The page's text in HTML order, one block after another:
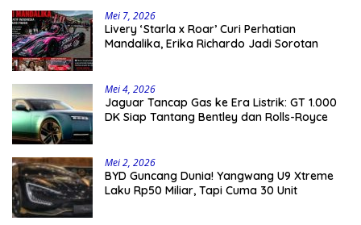
Mei 7, 2026
Livery ‘Starla x Roar’ Curi Perhatian
Mandalika, Erika Richardo Jadi Sorotan
Mei 4, 2026
Jaguar Tancap Gas ke Era Listrik: GT 1.000
DK Siap Tantang Bentley dan Rolls-Royce
Mei 2, 2026
BYD Guncang Dunia! Yangwang U9 Xtreme
Laku Rp50 Miliar, Tapi Cuma 30 Unit